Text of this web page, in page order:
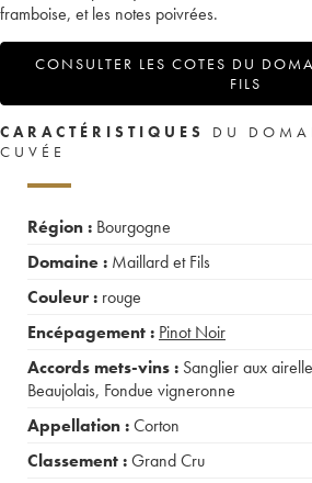
framboise, et les notes poivrées.
CONSULTER LES COTES DU
FILS
CARACTÉRISTIQUES
DU
CUVÉE
Région : Bourgogne
Domaine : Maillard et Fils
Couleur : rouge
Encépagement : Pinot Noir
Accords mets-vins : Sanglier aux
Beaujolais, Fondue vigneronne
Appellation :Corton
Classement :Grand Cru